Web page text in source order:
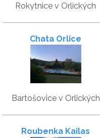
Rokytnice v Orlických
horách
Chata Orlice
Bartošovice v Orlických
horách
Roubenka Kailas